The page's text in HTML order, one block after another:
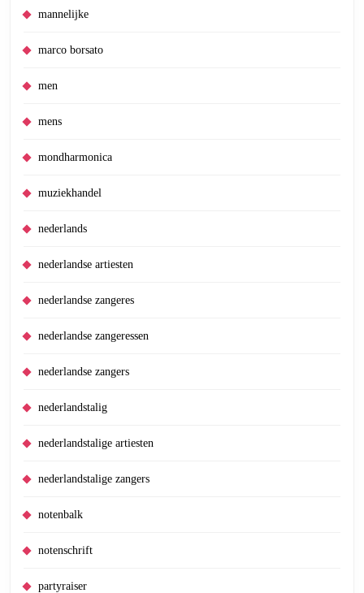
mannelijke
marco borsato
men
mens
mondharmonica
muziekhandel
nederlands
nederlandse artiesten
nederlandse zangeres
nederlandse zangeressen
nederlandse zangers
nederlandstalig
nederlandstalige artiesten
nederlandstalige zangers
notenbalk
notenschrift
partyraiser